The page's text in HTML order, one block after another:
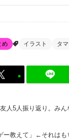
め イラスト タ
友人5人振り返り。み
ー教えて」←それはも